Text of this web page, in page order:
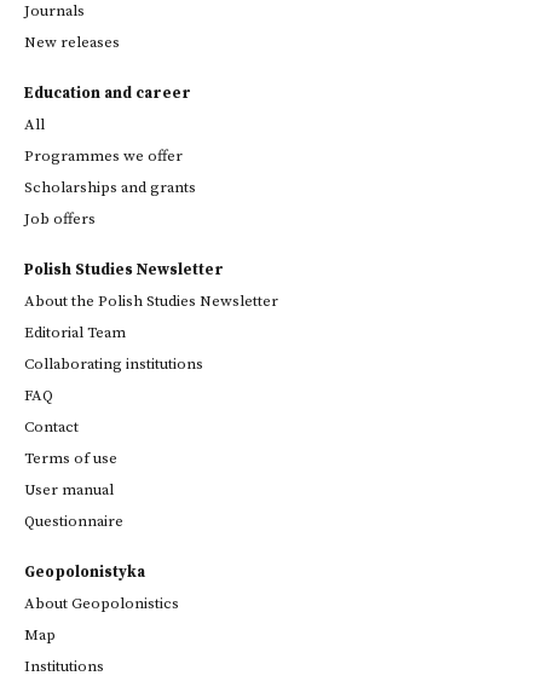
Journals
New releases
Education and career
All
Programmes we offer
Scholarships and grants
Job offers
Polish Studies Newsletter
About the Polish Studies Newsletter
Editorial Team
Collaborating institutions
FAQ
Contact
Terms of use
User manual
Questionnaire
Geopolonistyka
About Geopolonistics
Map
Institutions